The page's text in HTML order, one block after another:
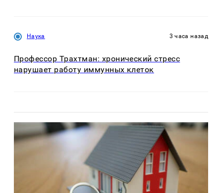
Наука 3 часа назад
Профессор Трахтман: хронический стресс
нарушает работу иммунных клеток